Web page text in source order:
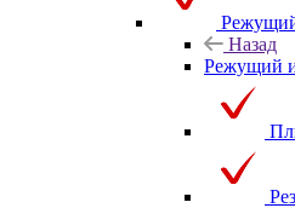
Назад
Режущий